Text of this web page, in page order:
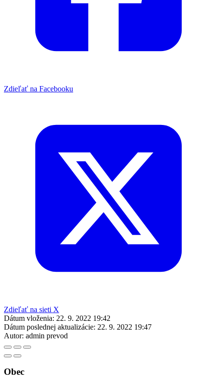
Zdieľať na Facebooku
Zdieľať na sieti X
Dátum vloženia: 22. 9. 2022 19:42
Dátum poslednej aktualizácie: 22. 9. 2022 19:47
Autor: admin prevod
Obec